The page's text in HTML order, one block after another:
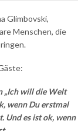
Glimbovski,
Menschen, die
„Ich will die Welt
wenn Du erstmal
Und es ist ok, wenn